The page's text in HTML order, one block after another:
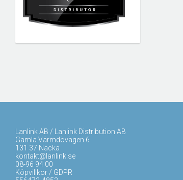
Lanlink AB / Lanlink Distribution AB
Gamla Värmdövägen 6
131 37 Nacka
kontakt@lanlink.se
08-96 94 00
Köpvillkor / GDPR